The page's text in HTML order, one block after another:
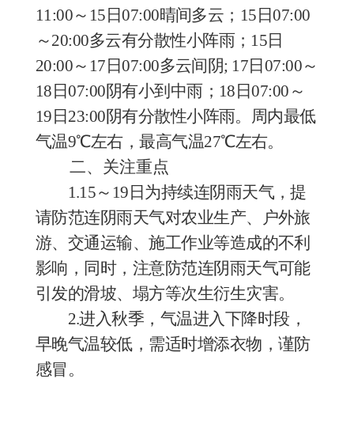
1 1 :00～15日07:00晴间多云； 15日07:00
～20:00多云有分散性小阵雨； 15日
20:00～17日07:00多云间阴; 17日07:00～
18日07:00阴有小到中雨； 18日07:00～
19日23:00阴有分散性小阵雨。周内最低
气温9℃左右，最高气温27℃左右。
二、关注重点
1.15～19日为持续连阴雨天气，提
请防范连阴雨天气对农业生产、户外旅
游、交通运输、施工作业等造成的不利
影响，同时，注意防范连阴雨天气可能
引发的滑坡、塌方等次生衍生灾害。
2.进入秋季，气温进入下降时段，
早晚气温较低，需适时增添衣物，谨防
感冒。